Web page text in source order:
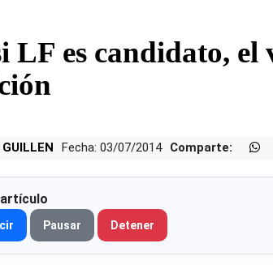
LF es candidato, el
GUILLEN Fecha: 03/07/2014 Comparte:
Pausar Detener